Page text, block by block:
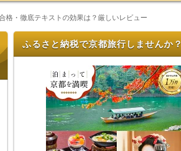
格・徹底テキストの効果は？厳しいレビュー
ふるさと納税で京都旅行しませんか？